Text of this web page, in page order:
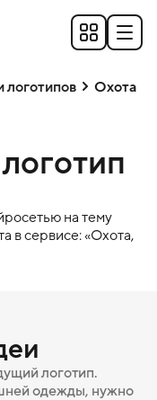
логотипов Охота
на тему
в сервисе: «Охота,
логотип.
одежды, нужно